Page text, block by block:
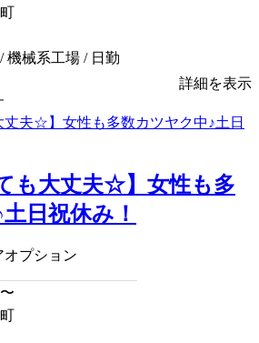
機械系工場 / 日勤
詳細を表示
も大丈夫☆】女性も多
日祝休み！
プション